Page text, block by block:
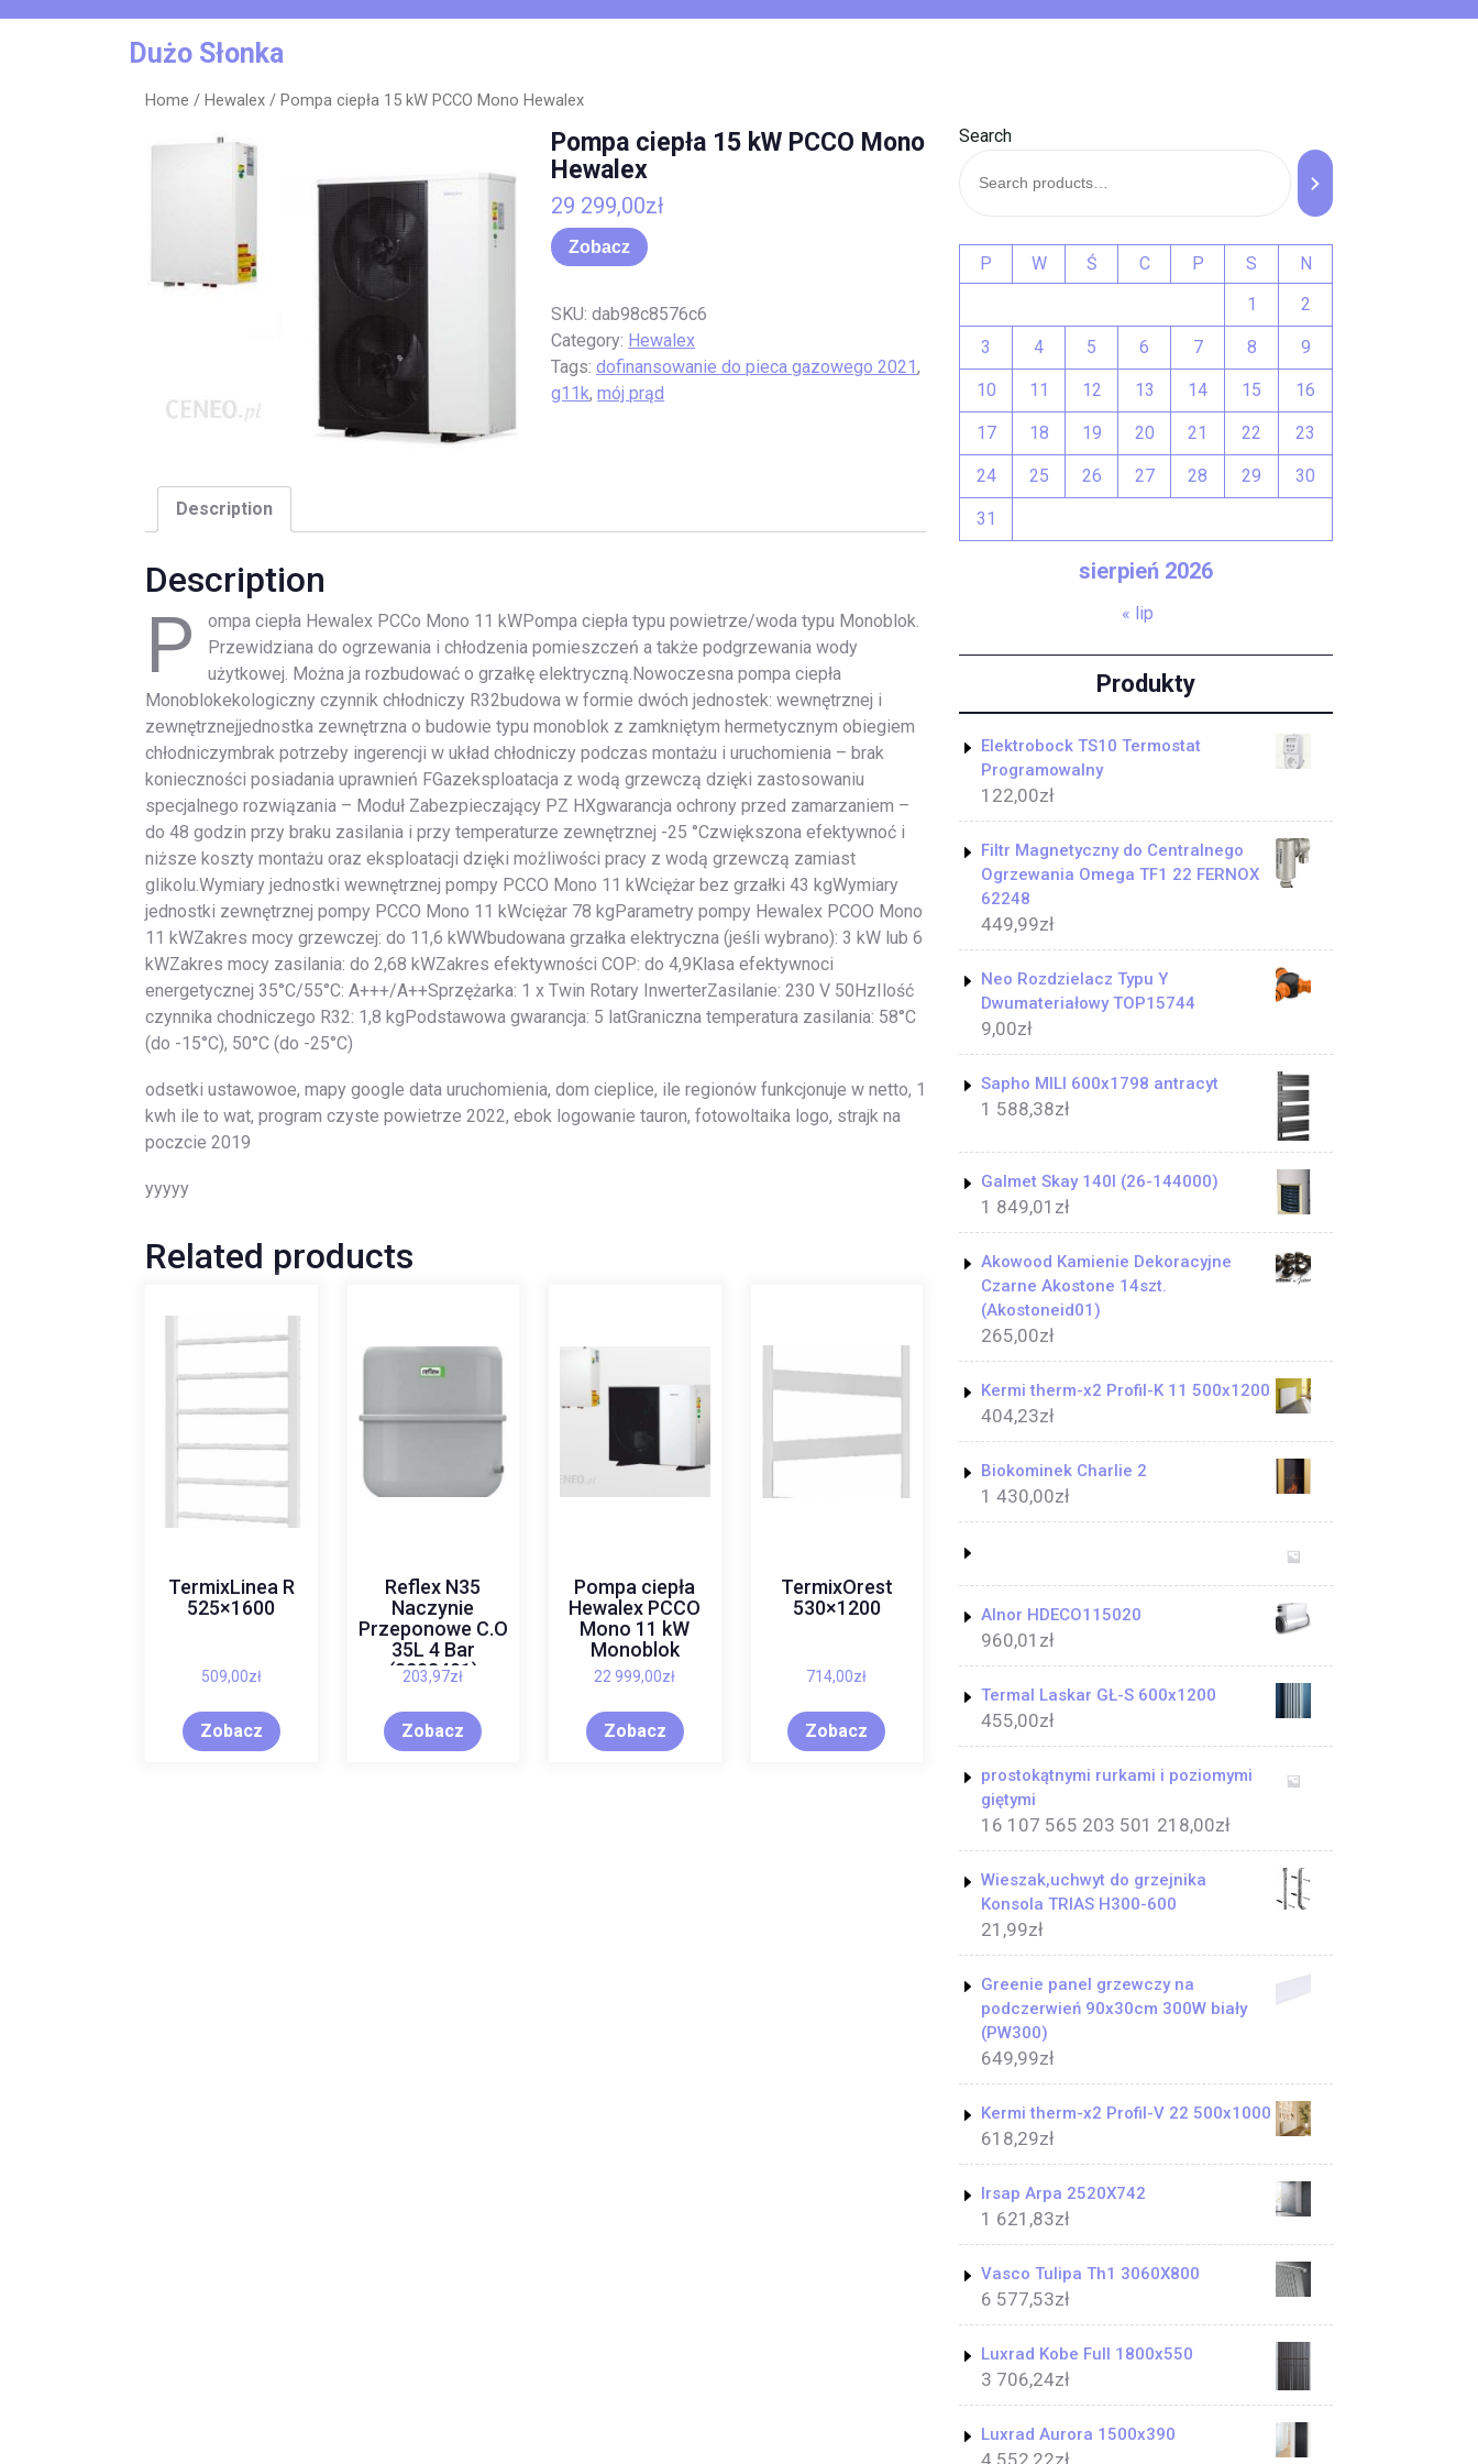
Dużo Słonka
Home / Hewalex / Pompa ciepła 15 kW PCCO Mono Hewalex
Pompa ciepła 15 kW PCCO Mono
Hewalex
29 299,00zł
Zobacz
SKU:dab98c8576c6
Category: Hewalex
Tags:dofinansowanie do pieca gazowego 2021,
g11k,mój prąd
Description
Description
P
ompa ciepła Hewalex PCCo Mono 11 kWPompa ciepła typu powietrze/woda typu Monoblok.
Przewidziana do ogrzewania i chłodzenia pomieszczeń a także podgrzewania wody
użytkowej. Można ja rozbudować o grzałkę elektryczną.Nowoczesna pompa ciepła
Monoblokekologiczny czynnik chłodniczy R32budowa w formie dwóch jednostek: wewnętrznej i
zewnętrznejjednostka zewnętrzna o budowie typu monoblok z zamkniętym hermetycznym obiegiem
chłodniczymbrak potrzeby ingerencji w układ chłodniczy podczas montażu i uruchomienia – brak
konieczności posiadania uprawnień FGazeksploatacja z wodą grzewczą dzięki zastosowaniu
specjalnego rozwiązania – Moduł Zabezpieczający PZ HXgwarancja ochrony przed zamarzaniem –
do 48 godzin przy braku zasilania i przy temperaturze zewnętrznej -25 °Czwiększona efektywnoć i
niższe koszty montażu oraz eksploatacji dzięki możliwości pracy z wodą grzewczą zamiast
glikolu.Wymiary jednostki wewnętrznej pompy PCCO Mono 11 kWciężar bez grzałki 43 kgWymiary
jednostki zewnętrznej pompy PCCO Mono 11 kWciężar 78 kgParametry pompy Hewalex PCOO Mono
11 kWZakres mocy grzewczej: do 11,6 kWWbudowana grzałka elektryczna (jeśli wybrano): 3 kW lub 6
kWZakres mocy zasilania: do 2,68 kWZakres efektywności COP: do 4,9Klasa efektywnoci
energetycznej 35°C/55°C: A+++/A++Sprzężarka: 1 x Twin Rotary InwerterZasilanie: 230 V 50HzIlość
czynnika chodniczego R32: 1,8 kgPodstawowa gwarancja: 5 latGraniczna temperatura zasilania: 58°C
(do -15°C), 50°C (do -25°C)
odsetki ustawowoe, mapy google data uruchomienia, dom cieplice, ile regionów funkcjonuje w netto, 1
kwh ile to wat, program czyste powietrze 2022, ebok logowanie tauron, fotowoltaika logo, strajk na
poczcie 2019
yyyyy
Related products
TermixLinea R
525×1600
509,00zł
Zobacz
Reflex N35
Naczynie
Przeponowe C.O
35L 4 Bar
(8208401)
203,97zł
Zobacz
Pompa ciepła
Hewalex PCCO
Mono 11 kW
Monoblok
22 999,00zł
Zobacz
TermixOrest
530×1200
714,00zł
Zobacz
Search
sierpień 2026
P W Ś C P S
N
1
2
3 4 5 6 7 8 9
10 11 12 13 14 15 16
17 18 19 20 21 22 23
24 25 26 27 28 29 30
31
« lip
Produkty
Elektrobock TS10 Termostat
Programowalny
122,00zł
Filtr Magnetyczny do Centralnego
Ogrzewania Omega TF1 22 FERNOX
62248
449,99zł
Neo Rozdzielacz Typu Y
Dwumateriałowy TOP15744
9,00zł
Sapho MILI 600x1798 antracyt
1 588,38zł
Galmet Skay 140l (26-144000)
1 849,01 zł
Akowood Kamienie Dekoracyjne
Czarne Akostone 14szt.
(Akostoneid01)
265,00zł
Kermi therm-x2 Profil-K 11 500x1200
404,23zł
Biokominek Charlie 2
1 430,00zł
Alnor HDECO115020
960,01 zł
Termal Laskar GŁ-S 600x1200
455,00zł
prostokątnymi rurkami i poziomymi
giętymi
16 107 565 203 501 218,00zł
Wieszak,uchwyt do grzejnika
Konsola TRIAS H300-600
21,99zł
Greenie panel grzewczy na
podczerwień 90x30cm 300W biały
(PW300)
649,99zł
Kermi therm-x2 Profil-V 22 500x1000
618,29zł
Irsap Arpa 2520X742
1 621,83zł
Vasco Tulipa Th1 3060X800
6 577,53zł
Luxrad Kobe Full 1800x550
3 706,24zł
Luxrad Aurora 1500x390